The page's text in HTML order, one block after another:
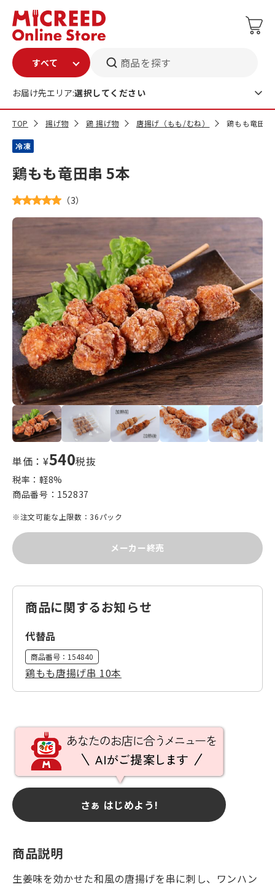
商品を探す
お届け先エリア:選択してください
TOP 揚げ物 鶏 揚げ物 唐揚げ（もも/むね） 鶏もも竜田
冷凍
鶏もも竜田串 5本
（3）
単価：¥540税抜
税率：軽8%
商品番号： 152837
※注文可能な上限数：36パック
メーカー終売
商品に関するお知らせ
代替品
商品番号： 154840
鶏もも唐揚げ串 10本
さぁ はじめよう!
商品説明
生姜味を効かせた和風の唐揚げを串に刺し、ワンハン